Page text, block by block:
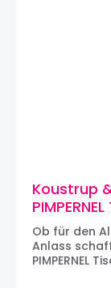
Gartenbau
für Natur
Koustrup &
Leinen
Ob für den
Anlass
PIMPERNEL